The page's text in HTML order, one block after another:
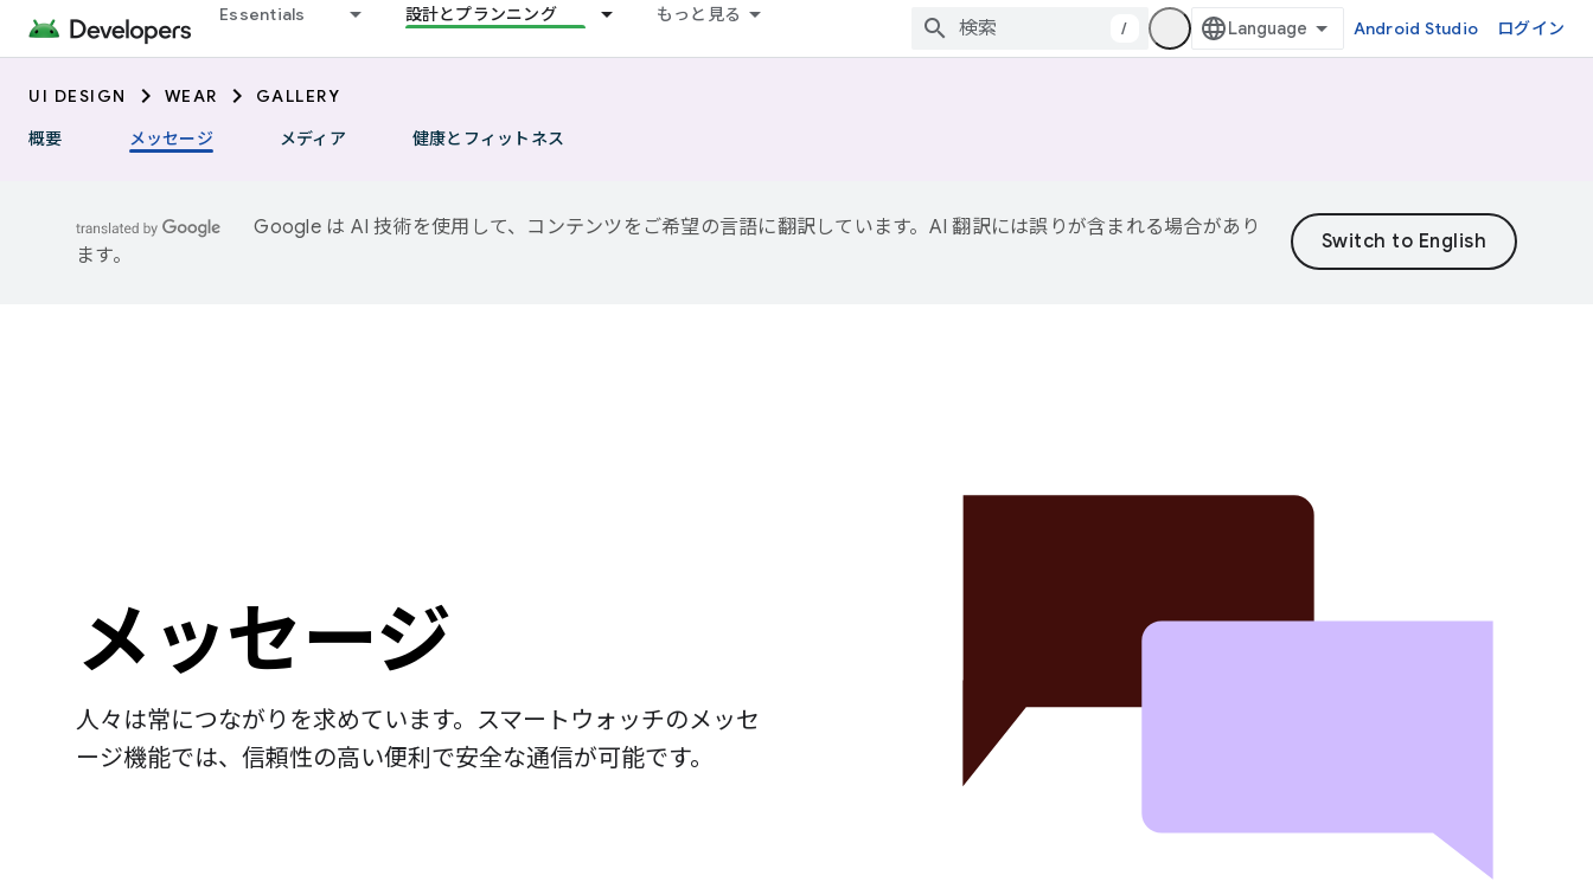
Essentials 設計とプランニング もっと見る
/ Android Studio ログイン
UI DESIGN WEAR
GALLERY
概要
メッセージ メディア 健康とフィットネス
Google は AI 技術を使用して、コンテンツをご希望の言語に翻訳しています。AI 翻訳には誤りが含まれる場合があり
ます。
メッセージ
人々は常につながりを求めています。スマートウォッチのメッセ
ージ機能では、信頼性の高い便利で安全な通信が可能です。